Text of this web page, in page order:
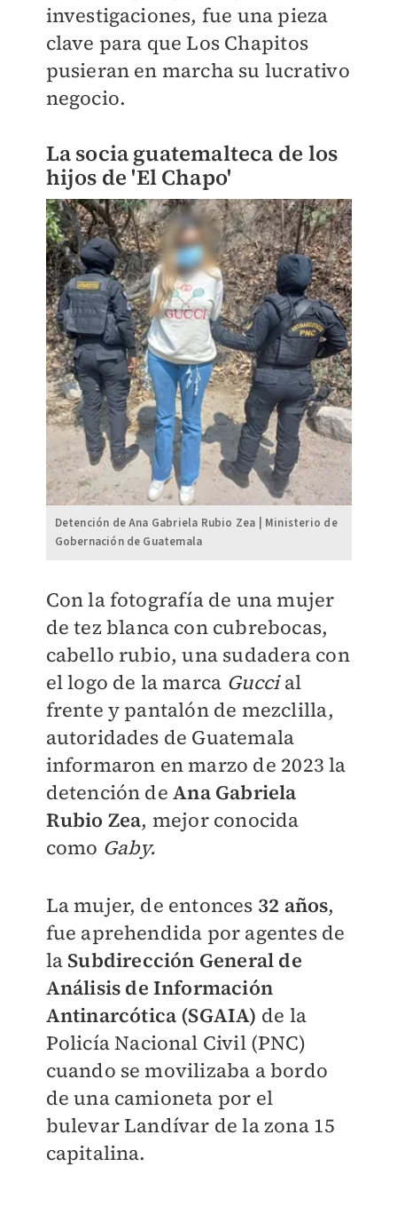
investigaciones, fue una pieza
clave para que Los Chapitos
pusieran en marcha su lucrativo
negocio.
La socia guatemalteca de los
hijos de 'El Chapo'
Detención de Ana Gabriela Rubio Zea | Ministerio de
Gobernación de Guatemala
Con la fotografía de una mujer
de tez blanca con cubrebocas,
cabello rubio, una sudadera con
el logo de la marca Guccial
frente y pantalón de mezclilla,
autoridades de Guatemala
informaron en marzo de 2023 la
detención deAna Gabriela
Rubio Zea, mejor conocida
como Gaby.
La mujer, de entonces 32 años,
fue aprehendida por agentes de
la Subdirección General de
Análisis de Información
Antinarcótica (SGAIA) de la
Policía Nacional Civil (PNC)
cuando se movilizaba a bordo
de una camioneta por el
bulevar Landívar de la zona 15
capitalina.